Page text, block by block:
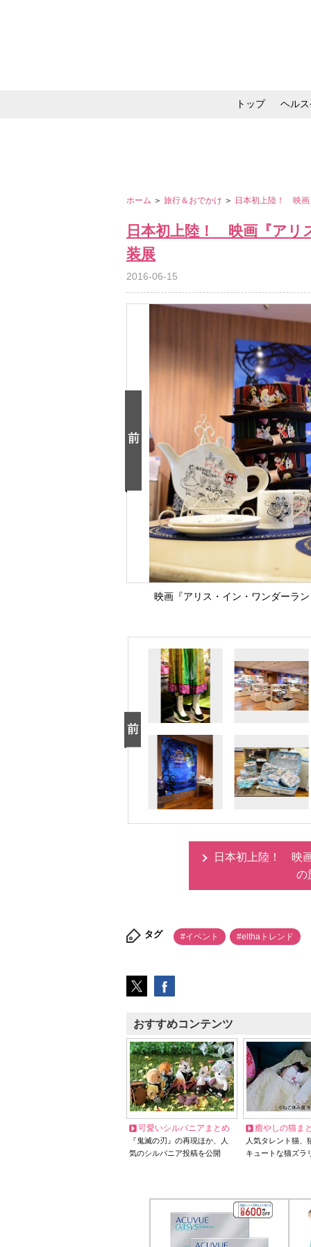
トップ ヘル
ホーム ＞ 旅行＆おでかけ ＞ 日本初上陸！ 映画
日本初上陸！ 映画『アリ
装展
2016-06-15
映画『アリス・イン・ワンダーラ
日本初上陸！ 映
の
タグ #イベント #elthaトレンド
おすすめコンテンツ
可愛いシルバニアまとめ
『鬼滅の刃』の再現ほか、人
気のシルバニア投稿を公開
癒やしの猫ま
人気タレント猫
キュートな猫ズラ